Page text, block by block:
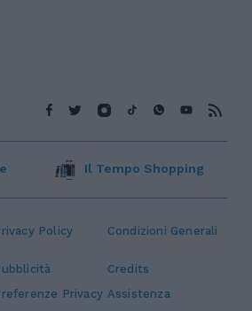
Policy Condizioni Generali
Credits
Privacy Assistenza
Il Tempo Shopping